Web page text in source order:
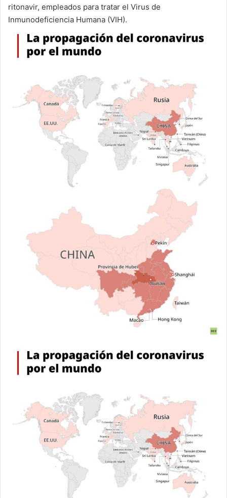
ritonavir, empleados para tratar el Virus de
Inmunodeficiencia Humana (VIH).